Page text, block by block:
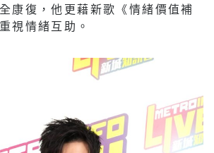
康復，他更藉新歌《情緒價值補
視情緒互助。